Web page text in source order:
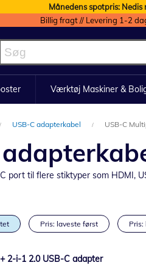
Månedens spotpris:
Billig fragt // Levering 1-2
Værktøj Maskiner &
USB-C adapterkabel USB-C
port til flere stiktyper som HDMI,
Pris: laveste først
2-i-1 2.0 USB-C adapter